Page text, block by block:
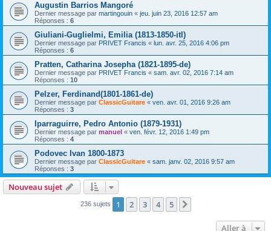
Augustin Barrios Mangoré
Dernier message par martingouin « jeu. juin 23, 2016 12:57 am
Réponses : 6
Giuliani-Guglielmi, Emilia (1813-1850-itl)
Dernier message par PRIVET Francis « lun. avr. 25, 2016 4:06 pm
Réponses : 6
Pratten, Catharina Josepha (1821-1895-de)
Dernier message par PRIVET Francis « sam. avr. 02, 2016 7:14 am
Réponses : 10
Pelzer, Ferdinand(1801-1861-de)
Dernier message par ClassicGuitare « ven. avr. 01, 2016 9:26 am
Réponses : 3
Iparraguirre, Pedro Antonio (1879-1931)
Dernier message par manuel « ven. févr. 12, 2016 1:49 pm
Réponses : 4
Podovec Ivan 1800-1873
Dernier message par ClassicGuitare « sam. janv. 02, 2016 9:57 am
Réponses : 3
Nouveau sujet
236 sujets 1 2 3 4 5
Aller à